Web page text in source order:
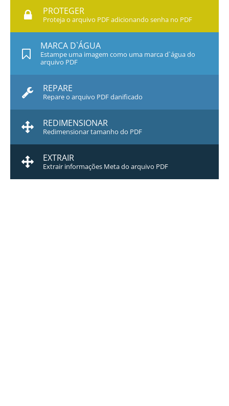
PROTEGER
Proteja o arquivo PDF adicionando senha no PDF
MARCA D`ÁGUA
Estampe uma imagem como uma marca d`água do
arquivo PDF
REPARE
Repare o arquivo PDF danificado
REDIMENSIONAR
Redimensionar tamanho do PDF
EXTRAIR
Extrair informações Meta do arquivo PDF